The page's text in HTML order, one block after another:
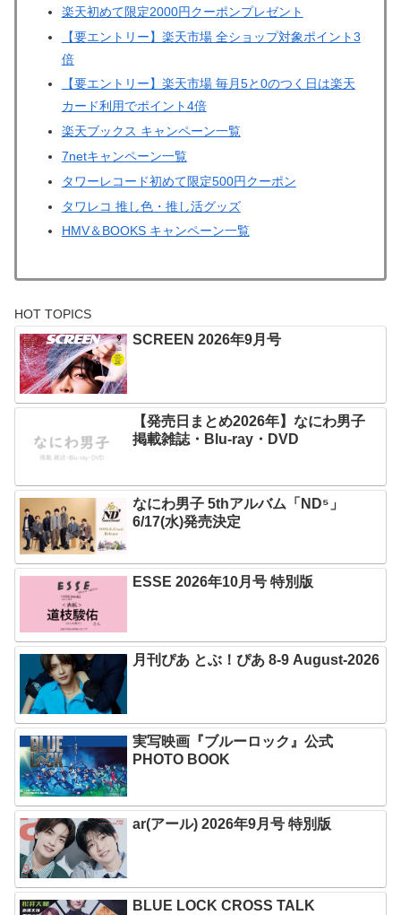
楽天初めて限定2000円クーポンプレゼント
【要エントリー】楽天市場 全ショップ対象ポイント3
倍
【要エントリー】楽天市場 毎月5と0のつく日は楽天
カード利用でポイント4倍
楽天ブックス キャンペーン一覧
7netキャンペーン一覧
タワーレコード初めて限定500円クーポン
タワレコ 推し色・推し活グッズ
HMV＆BOOKS キャンペーン一覧
HOT TOPICS
SCREEN 2026年9月号
【発売日まとめ2026年】なにわ男子
掲載雑誌・Blu-ray・DVD
なにわ男子 5thアルバム「ND⁵」
6/17(水)発売決定
ESSE 2026年10月号 特別版
月刊ぴあ とぶ！ぴあ 8-9 August-2026
実写映画『ブルーロック』公式
PHOTO BOOK
ar(アール) 2026年9月号 特別版
BLUE LOCK CROSS TALK